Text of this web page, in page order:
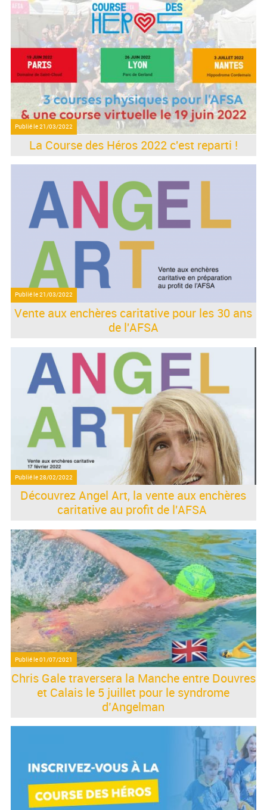
Publié le21/03/2022
La Course des Héros 2022 c'est reparti !
Publié le21/03/2022
Vente aux enchères caritative pour les 30 ans
de l'AFSA
Publié le28/02/2022
Découvrez Angel Art, la vente aux enchères
caritative au profit de l'AFSA
Publié le01/07/2021
Chris Gale traversera la Manche entre Douvres
et Calais le 5 juillet pour le syndrome
d’Angelman